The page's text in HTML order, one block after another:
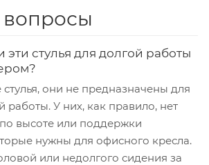
вопросы
эти стулья для долгой работы
они не предназначены для
работы. У них, как правило, нет
высоте или поддержки
нужны для офисного кресла.
или недолгого сидения за